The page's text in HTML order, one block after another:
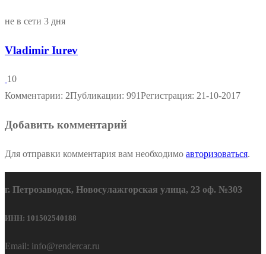
не в сети 3 дня
Vladimir Iurev
10
Комментарии: 2Публикации: 991Регистрация: 21-10-2017
Добавить комментарий
Для отправки комментария вам необходимо авторизоваться.
г. Петрозаводск, Новосулажгорская улица, 23 оф. №303
ИНН: 101502540188
Email: info@rendercar.ru